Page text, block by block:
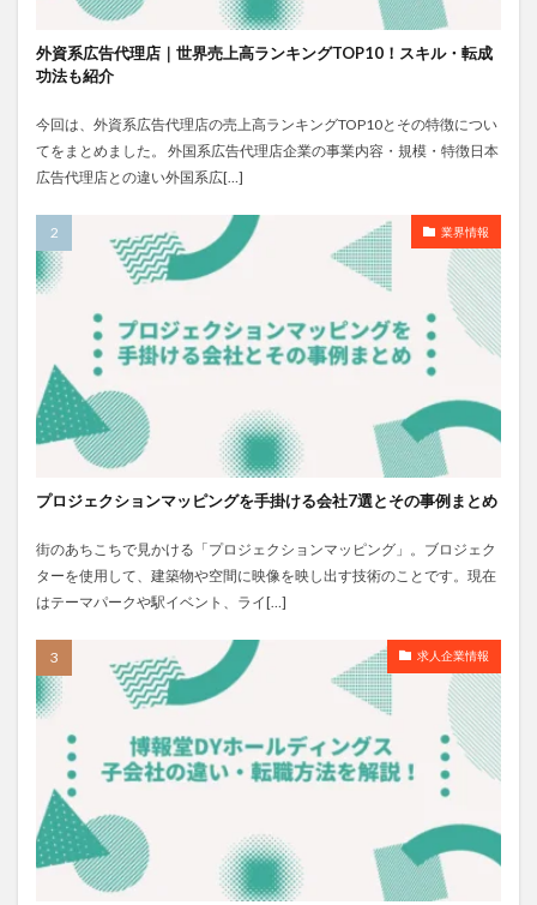
外資系広告代理店｜世界売上高ランキングTOP10！スキル・転成
功法も紹介
今回は、外資系広告代理店の売上高ランキングTOP10とその特徴につい
てをまとめました。 外国系広告代理店企業の事業内容・規模・特徴日本
広告代理店との違い外国系広[…]
業界情報
プロジェクションマッピングを手掛ける会社7選とその事例まとめ
街のあちこちで見かける「プロジェクションマッピング」。ブロジェク
ターを使用して、建築物や空間に映像を映し出す技術のことです。現在
はテーマパークや駅イベント、ライ[…]
求人企業情報